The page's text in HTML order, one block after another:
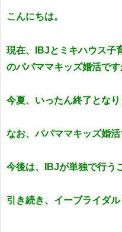
こんにちは。
現在、
IBJとミキハウス子
のパパママキッズ婚活です
今夏、 いったん終了となり
なお、パパママキッズ婚活
今後は、 IBJが単独で行う
引き続き、 イーブライダル